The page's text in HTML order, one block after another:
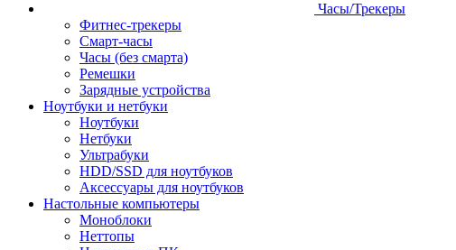
Часы/Трекеры
Фитнес-трекеры
Смарт-часы
Часы (без смарта)
Ремешки
Зарядные устройства
Ноутбуки и нетбуки
Ноутбуки
Нетбуки
Ультрабуки
HDD/SSD для ноутбуков
Аксессуары для ноутбуков
Настольные компьютеры
Моноблоки
Неттопы